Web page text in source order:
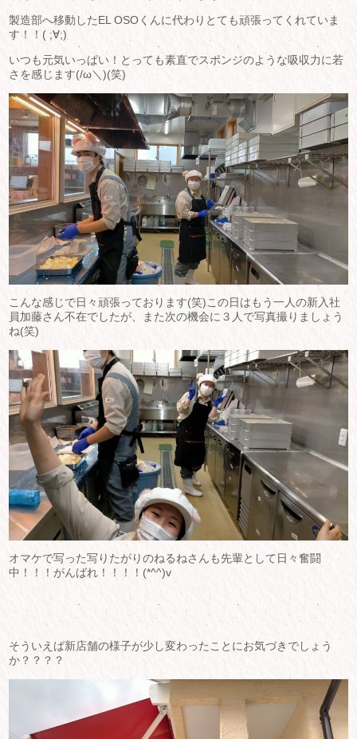
製造部へ移動したEL OSOくんに代わりとても頑張ってくれていま
す！！( ;∀;)
いつも元気いっぱい！とっても素直でスポンジのような吸収力に若
さを感じます(/ω＼)(笑)
こんな感じで日々頑張っております(笑)この日はもう一人の新入社
員加藤さん不在でしたが、また次の機会に３人で写真撮りましょう
ね(笑)
オマケで写った写りたがりのねるねさんも先輩として日々奮闘
中！！！がんばれ！！！！(*^^)v
そういえば新店舗の様子が少し変わったことにお気づきでしょう
か？？？？